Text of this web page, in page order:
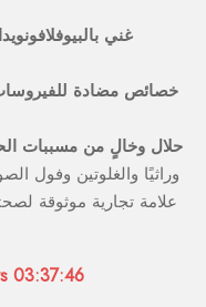
غني
خصائص مضادة للفيروسات
حلال وخالٍ من مسببات
وراثيًا والغلوتين وفول
03:37:46